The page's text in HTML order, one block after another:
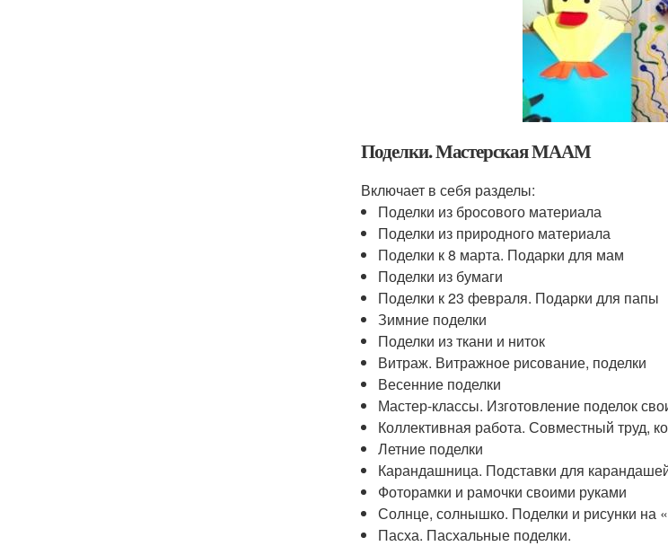
Поделки. Мастерская МААМ
Включает в себя разделы:
Поделки из бросового материала
Поделки из природного материала
Поделки к 8 марта. Подарки для мам
Поделки из бумаги
Поделки к 23 февраля. Подарки для папы
Зимние поделки
Поделки из ткани и ниток
Витраж. Витражное рисование, поделки
Весенние поделки
Мастер-классы. Изготовление поделок
Коллективная работа. Совместный труд,
Летние поделки
Карандашница. Подставки для
Фоторамки и рамочки своими руками
Солнце, солнышко. Поделки и рисунки на
Пасха. Пасхальные поделки.